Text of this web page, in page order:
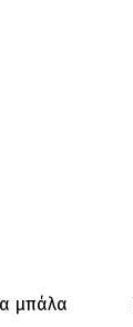
μπάλα